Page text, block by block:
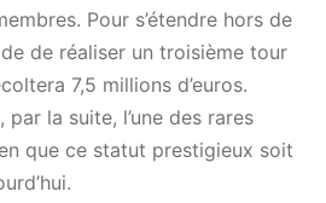
Pour s’étendre hors de
de réaliser un troisième tour
7,5 millions d’euros.
par la suite, l’une des rares
que ce statut prestigieux soit